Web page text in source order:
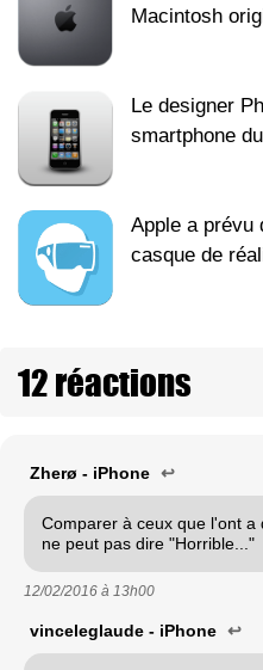
Macintosh
Le designer
smartphone
Apple a prévu
casque de
12 réactions
Zherø - iPhone ↩
Comparer à ceux que l'ont a
ne peut pas dire "Horrible..."
12/02/2016 à 13h00
vinceleglaude - iPhone ↩